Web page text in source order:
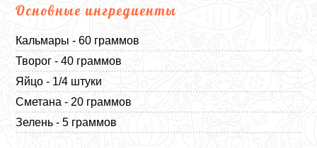
Основные ингредиенты
Кальмары - 60 граммов
Творог - 40 граммов
Яйцо - 1/4 штуки
Сметана - 20 граммов
Зелень - 5 граммов